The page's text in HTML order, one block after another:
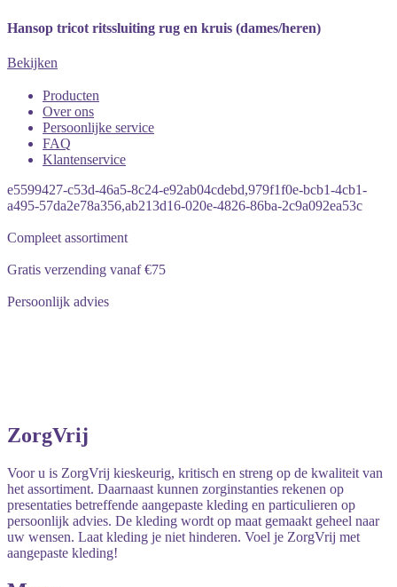
Hansop tricot ritssluiting rug en kruis (dames/heren)
Bekijken
Producten
Over ons
Persoonlijke service
FAQ
Klantenservice
e5599427-c53d-46a5-8c24-e92ab04cdebd,979f1f0e-bcb1-4cb1-
a495-57da2e78a356,ab213d16-020e-4826-86ba-2c9a092ea53c
Compleet assortiment
Gratis verzending vanaf €75
Persoonlijk advies
ZorgVrij
Voor u is ZorgVrij kieskeurig, kritisch en streng op de kwaliteit van
het assortiment. Daarnaast kunnen zorginstanties rekenen op
presentaties betreffende aangepaste kleding en particulieren op
persoonlijk advies. De kleding wordt op maat gemaakt geheel naar
uw wensen. Laat kleding je niet hinderen. Voel je ZorgVrij met
aangepaste kleding!